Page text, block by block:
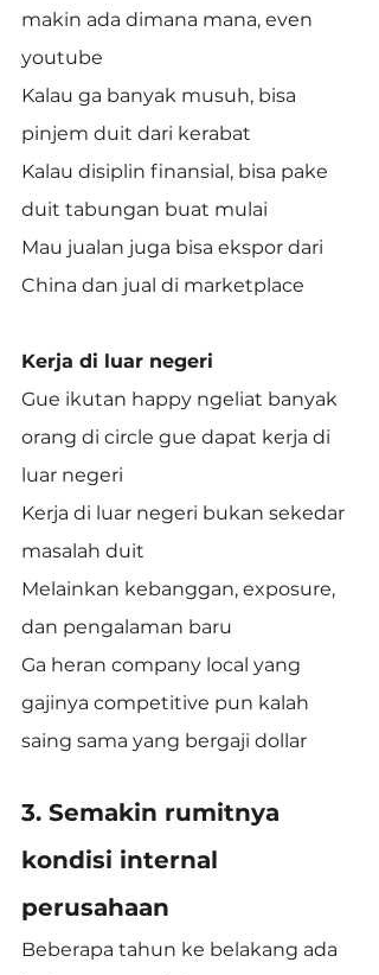
makin ada dimana mana, even
youtube
Kalau ga banyak musuh, bisa
pinjem duit dari kerabat
Kalau disiplin finansial, bisa pake
duit tabungan buat mulai
Mau jualan juga bisa ekspor dari
China dan jual di marketplace
Kerja di luar negeri
Gue ikutan happy ngeliat banyak
orang di circle gue dapat kerja di
luar negeri
Kerja di luar negeri bukan sekedar
masalah duit
Melainkan kebanggan, exposure,
dan pengalaman baru
Ga heran company local yang
gajinya competitive pun kalah
saing sama yang bergaji dollar
3. Semakin rumitnya
kondisi internal
perusahaan
Beberapa tahun ke belakang ada